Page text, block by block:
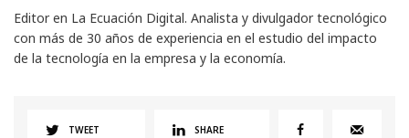
Editor en La Ecuación Digital. Analista y divulgador tecnológico
con más de 30 años de experiencia en el estudio del impacto
de la tecnología en la empresa y la economía.
TWEET SHARE